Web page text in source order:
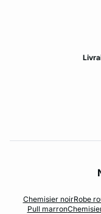
Chemisier noirRobe
Pull marron